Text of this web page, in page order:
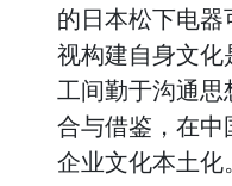
的日本松下电
视构建自身文
工间勤于沟通
合与借鉴，在中
企业文化本土